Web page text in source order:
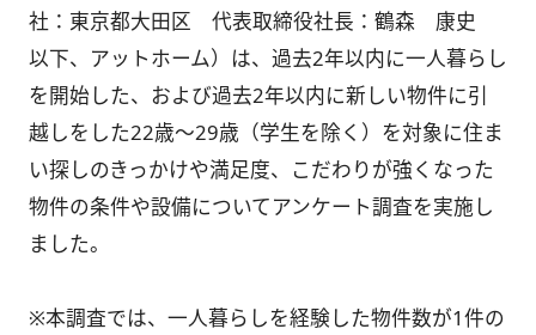
社：東京都大田区 代表取締役社長：鶴森 康史
以下、アットホーム）は、過去2年以内に一人暮らし
を開始した、および過去2年以内に新しい物件に引
越しをした22歳～29歳（学生を除く）を対象に住ま
い探しのきっかけや満足度、こだわりが強くなった
物件の条件や設備についてアンケート調査を実施し
ました。
※本調査では、一人暮らしを経験した物件数が1件の